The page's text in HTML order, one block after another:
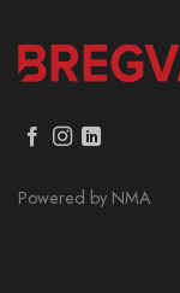
Powered by NMA